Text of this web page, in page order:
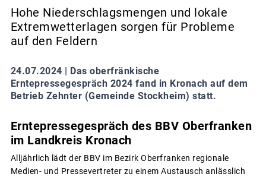
Hohe Niederschlagsmengen und lokale
Extremwetterlagen sorgen für Probleme
auf den Feldern
24.07.2024 |
Das oberfränkische
Erntepressegespräch 2024 fand in Kronach auf dem
Betrieb Zehnter (Gemeinde Stockheim) statt.
Erntepressegespräch des BBV Oberfranken
im Landkreis Kronach
Alljährlich lädt der BBV im Bezirk Oberfranken regionale
Medien- und Pressevertreter zu einem Austausch anlässlich